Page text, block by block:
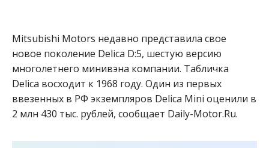
Mitsubishi Motors недавно представила свое
новое поколение Delica D:5, шестую версию
многолетнего минивэна компании. Табличка
Delica восходит к 1968 году. Один из первых
ввезенных в РФ экземпляров Delica Mini оценили в
2 млн 430 тыс. рублей, сообщает Daily-Motor.Ru.